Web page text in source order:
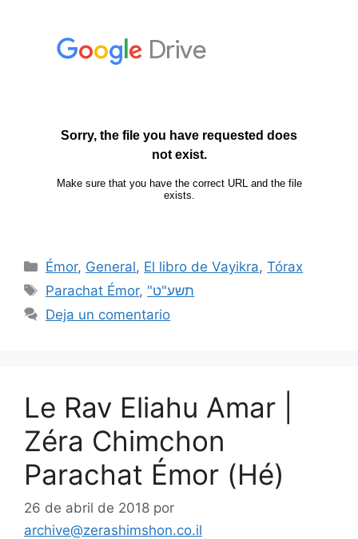
Émor, General, El libro de Vayikra,Tórax
Parachat Émor,
"תשע"ט
Deja un comentario
Le Rav Eliahu Amar |
Zéra Chimchon
Parachat Émor (Hé)
26 de abril de 2018 por
archive@zerashimshon.co.il